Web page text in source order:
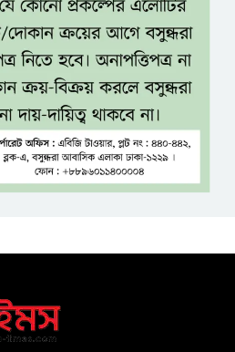
ধলেশ্বরী থেকে অবৈধ বালু উত্তোলন,
হুমকিতে শামসুল হক সেতু
বঙ্গভবনের নতুন বাসিন্দা কি মির্জা
ফখরুল? বিএনপিতে জোর
আলোচনা, সিদ্ধান্ত নেবেন তারেক
বাংলাদেশে এলো থাইল্যান্ডের শীর্ষ
কফি ব্র্যান্ড ‘ক্যাফে আমাজন